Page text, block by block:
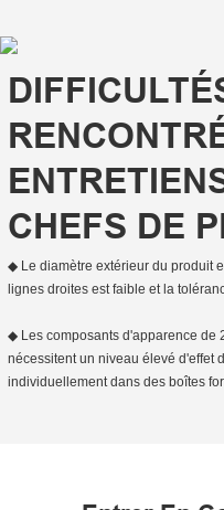
CHEFS DE
◆ Le diamètre extérieur du produit
lignes droites est faible et la
◆ Les composants d'apparence de
nécessitent un niveau élevé d'effet
individuellement dans des boîtes